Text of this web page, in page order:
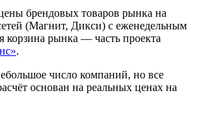
брендовых товаров рынка на
(Магнит, Дикси) с еженедельным
корзина рынка — часть проекта
.
число компаний, но все
основан на реальных ценах на